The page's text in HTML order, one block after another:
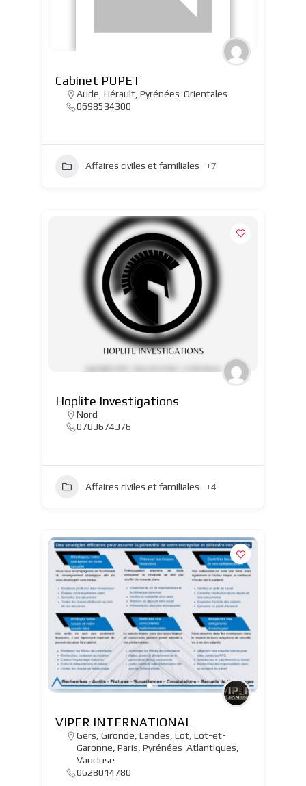
Cabinet PUPET
Aude Hérault, Pyrénées-Orientales
0698534300
Affaires civiles et familiales +7
Hoplite Investigations
Nord
0783674376
Affaires civiles et familiales +4
VIPER INTERNATIONAL
Gers Gironde Landes Lot, Lot-et-
Garonne Paris Pyrénées-Atlantiques
Vaucluse
0628014780